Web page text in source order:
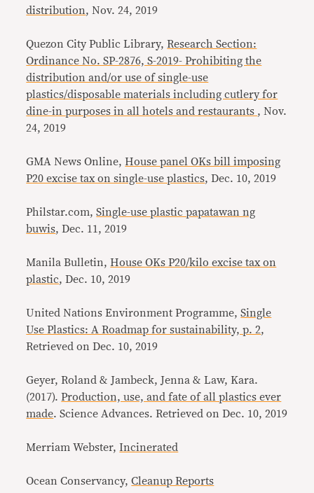
distribution, Nov. 24, 2019
Quezon City Public Library,Research Section:
Ordinance No. SP-2876, S-2019- Prohibiting the
distribution and/or use of single-use
plastics/disposable materials including cutlery for
dine-in purposes in all hotels and restaurants , Nov.
24, 2019
GMA News Online,House panel OKs bill imposing
P20 excise tax on single-use plastics, Dec. 10, 2019
Philstar.com,Single-use plastic papatawan ng
buwis, Dec. 11, 2019
Manila Bulletin,House OKs P20/kilo excise tax on
plastic, Dec. 10, 2019
United Nations Environment Programme,Single
Use Plastics: A Roadmap for sustainability, p. 2,
Retrieved on Dec. 10, 2019
Geyer, Roland & Jambeck, Jenna & Law, Kara.
(2017).Production, use, and fate of all plastics ever
made. Science Advances. Retrieved on Dec. 10, 2019
Merriam Webster,Incinerated
Ocean Conservancy,Cleanup Reports